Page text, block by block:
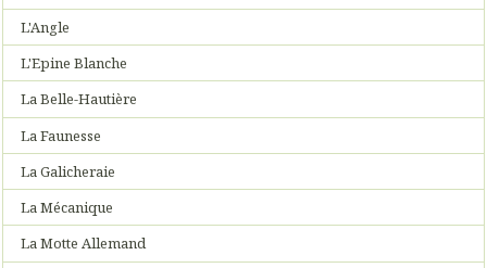
L'Angle
L'Epine Blanche
La Belle-Hautière
La Faunesse
La Galicheraie
La Mécanique
La Motte Allemand